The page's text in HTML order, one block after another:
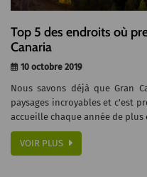
Top 5 des endroits où
Canaria
10 octobre 2019
Nous savons déjà que Gran
paysages incroyables et c'est
accueille chaque année de plus
VOIR PLUS